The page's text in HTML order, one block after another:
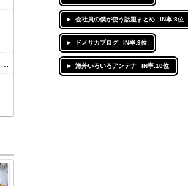
会社員の僕が使う話題まとめ IN率:8位
ドメサカブログ IN率:9位
海外いろいろアンテナ IN率:10位